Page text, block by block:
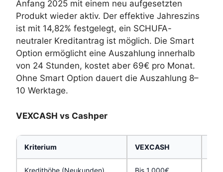
Anfang 2025 mit einem neu aufgesetzten
Produkt wieder aktiv. Der effektive Jahreszins
ist mit 14,82% festgelegt, ein SCHUFA-
neutraler Kreditantrag ist möglich. Die Smart
Option ermöglicht eine Auszahlung innerhalb
von 24 Stunden, kostet aber 69€ pro Monat.
Ohne Smart Option dauert die Auszahlung 8–
10 Werktage.
VEXCASH vs Cashper
Kriterium VEXCASH